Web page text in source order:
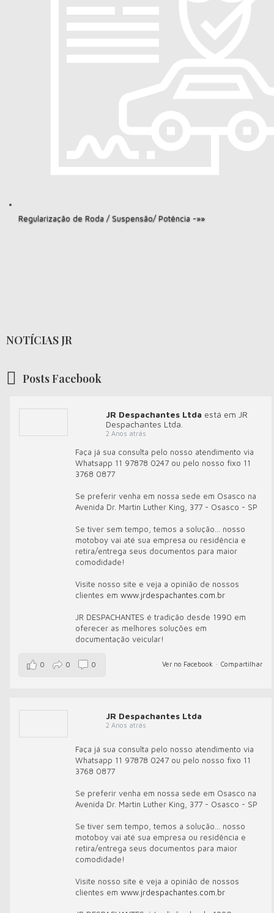
Regularização de Roda / Suspensão/ Potência -»»
NOTÍCIAS JR
Posts Facebook
JR Despachantes Ltda está em JR
Despachantes Ltda.
2 Anos atrás
Faça já sua consulta pelo nosso atendimento via
Whatsapp 11 97878 0247 ou pelo nosso fixo 11
3768 0877
Se preferir venha em nossa sede em Osasco na
Avenida Dr. Martin Luther King, 377 - Osasco - SP
Se tiver sem tempo, temos a solução... nosso
motoboy vai até sua empresa ou residência e
retira/entrega seus documentos para maior
comodidade!
Visite nosso site e veja a opinião de nossos
clientes em www.jrdespachantes.com.br
JR DESPACHANTES é tradição desde 1990 em
oferecer as melhores soluções em
documentação veicular!
Ver no Facebook · Compartilhar
0 0 0
JR Despachantes Ltda
2 Anos atrás
Faça já sua consulta pelo nosso atendimento via
Whatsapp 11 97878 0247 ou pelo nosso fixo 11
3768 0877
Se preferir venha em nossa sede em Osasco na
Avenida Dr. Martin Luther King, 377 - Osasco - SP
Se tiver sem tempo, temos a solução... nosso
motoboy vai até sua empresa ou residência e
retira/entrega seus documentos para maior
comodidade!
Visite nosso site e veja a opinião de nossos
clientes em www.jrdespachantes.com.br